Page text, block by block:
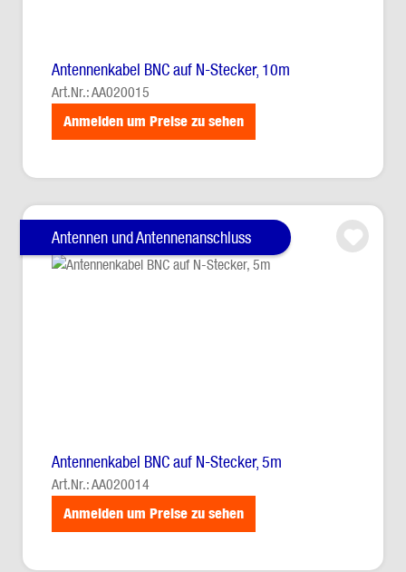
Antennenkabel BNC auf N-Stecker, 10m
Art.Nr.: AA020015
Anmelden um Preise zu sehen
Antennen und Antennenanschluss
Antennenkabel BNC auf N-Stecker, 5m
Art.Nr.: AA020014
Anmelden um Preise zu sehen